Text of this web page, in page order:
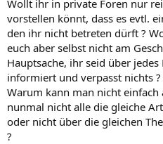
Wollt ihr in private Foren nur
vorstellen könnt, dass es evtl.
den ihr nicht betreten dürft ?
euch aber selbst nicht am
Hauptsache, ihr seid über
informiert und verpasst nichts ?
Warum kann man nicht einfach
nunmal nicht alle die gleiche
oder nicht über die gleichen
?